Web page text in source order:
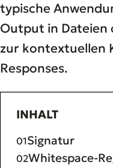
typische
Output in Dateien
zur kontextuellen
Responses.
INHALT
Signatur
Whitespace-